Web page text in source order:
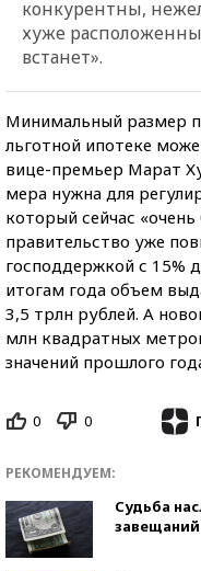
конкурентны,
хуже
встанет».
Минимальный размер
льготной ипотеке
вице-премьер Марат
мера нужна для
который сейчас
правительство уже
господдержкой с 15%
итогам года объем
3,5 трлн рублей. А
млн квадратных
значений прошлого
0 0
РЕКОМЕНДУЕМ:
Судьба
завещаний